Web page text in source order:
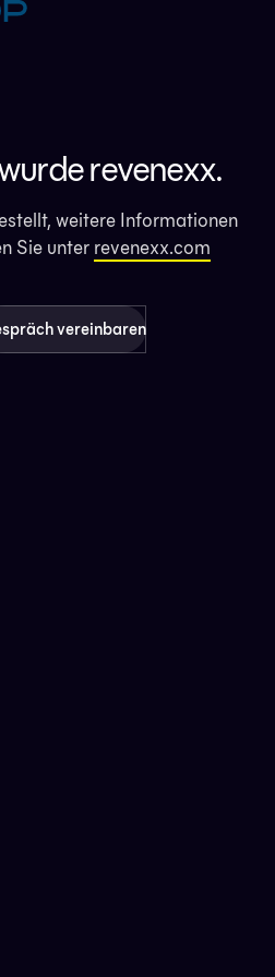
revenexx.
weitere Informationen
Sie unter revenexx.com
vereinbaren